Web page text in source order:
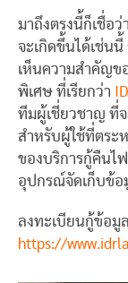
มาถึงตรงนี้ก็เชื่อ
จะเกิดขึ้นได้เช่นนี้
เห็นความสำคัญข
พิเศษ ที่เรียกว่า
ทีมผู้เชี่ยวชาญ ที่จ
สำหรับผู้ใช้ที่ตระ
ของบริการกู้คืนไ
อุปกรณ์จัดเก็บข้อ
ลงทะเบียนกู้ข้อมู
https://